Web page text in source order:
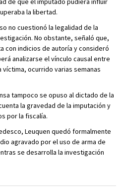
la libertad.
no cuestionó la legalidad de la
No obstante, señaló que,
con indicios de autoría y consideró
analizarse el vínculo causal entre
ocurrido varias semanas
tampoco se opuso al dictado de la
la gravedad de la imputación y
por la fiscalía.
Leuquen quedó formalmente
agravado por el uso de arma de
se desarrolla la investigación